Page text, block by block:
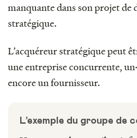
manquante dans son projet de
stratégique.
L’acquéreur stratégique peut
une entreprise concurrente,
encore un fournisseur.
L’exemple du groupe de